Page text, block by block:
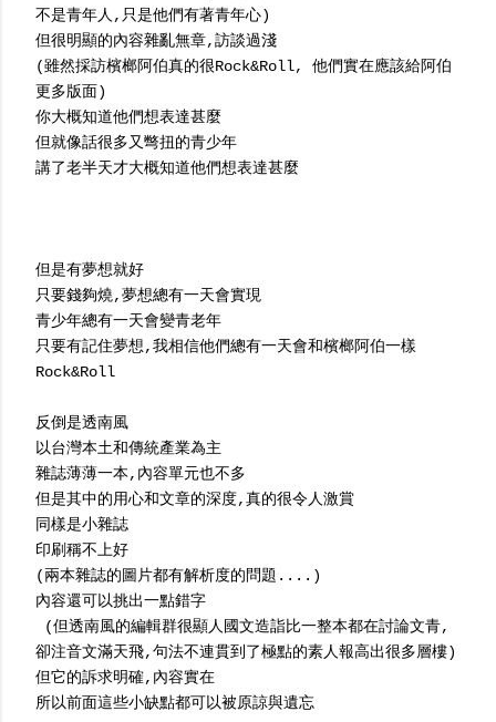
不是青年人,只是他們有著青年心)
但很明顯的內容雜亂無章,訪談過淺
(雖然採訪檳榔阿伯真的很Rock&Roll, 他們實在應該給阿伯
更多版面)
你大概知道他們想表達甚麼
但就像話很多又彆扭的青少年
講了老半天才大概知道他們想表達甚麼
但是有夢想就好
只要錢夠燒,夢想總有一天會實現
青少年總有一天會變青老年
只要有記住夢想,我相信他們總有一天會和檳榔阿伯一樣
Rock&Roll
反倒是透南風
以台灣本土和傳統產業為主
雜誌薄薄一本,內容單元也不多
但是其中的用心和文章的深度,真的很令人激賞
同樣是小雜誌
印刷稱不上好
(兩本雜誌的圖片都有解析度的問題....)
內容還可以挑出一點錯字
(但透南風的編輯群很顯人國文造詣比一整本都在討論文青,
卻注音文滿天飛,句法不連貫到了極點的素人報高出很多層樓)
但它的訴求明確,內容實在
所以前面這些小缺點都可以被原諒與遺忘